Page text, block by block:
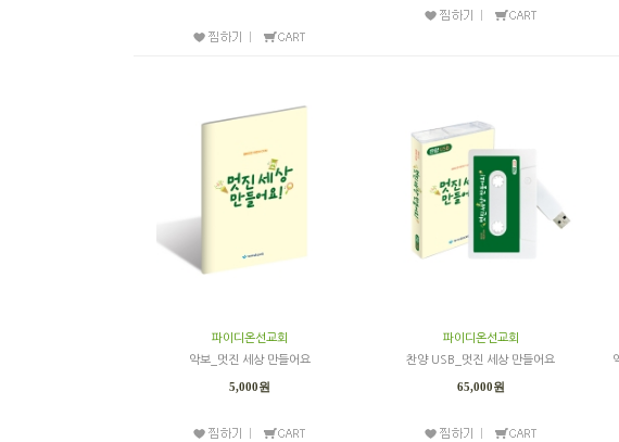
파이디온선교회
악보_멋진 세상 만들어요
5,000원
파이디온선교회
찬양 USB_멋진 세상 만들어요
65,000원